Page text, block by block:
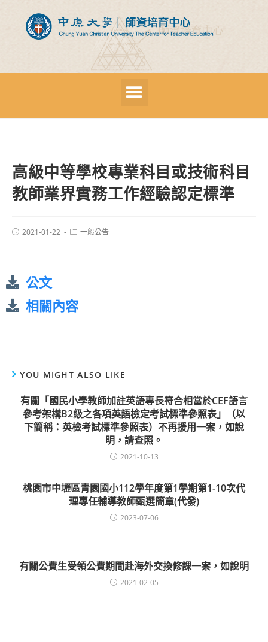
高級中等學校專業科目或技術科目
教師業界實務工作經驗認定標準
2021-01-22 一般公告
公文
相關內容
YOU MIGHT ALSO LIKE
有關「國民小學教師加註英語專長符合相當於CEF語言
參考架構B2級之各項英語檢定考試標準參照表」（以
下簡稱：英檢考試標準參照表）不再援用一案，如說
明，請查照。
2021-10-13
桃園市中壢區青園國小112學年度第1學期第1-10次代
理專任輔導教師甄選簡章(代發)
2023-07-06
有關公費生受領公費期間赴海外交換修課一案，如說明
2021-02-05